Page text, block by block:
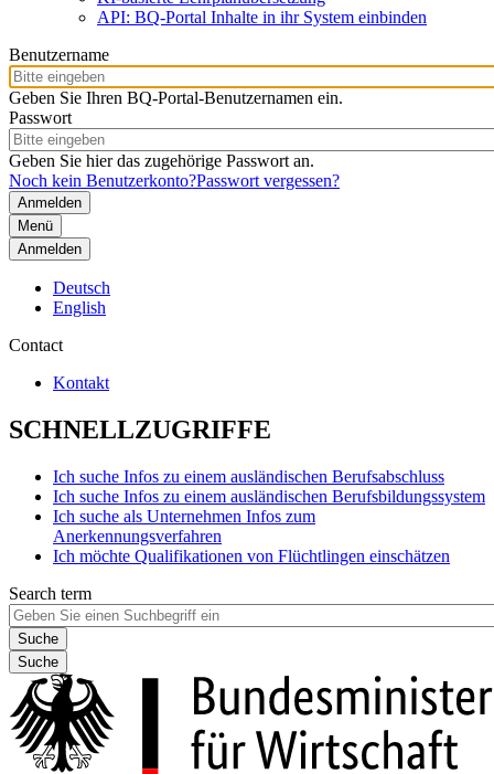
API: BQ-Portal Inhalte in ihr System einbinden
Benutzername
Geben Sie Ihren BQ-Portal-Benutzernamen ein.
Passwort
Geben Sie hier das zugehörige Passwort an.
Noch kein Benutzerkonto?Passwort vergessen?
Menü
Anmelden
Deutsch
English
Contact
Kontakt
SCHNELLZUGRIFFE
Ich suche Infos zu einem ausländischen Berufsabschluss
Ich suche Infos zu einem ausländischen Berufsbildungssystem
Ich suche als Unternehmen Infos zum
Anerkennungsverfahren
Ich möchte Qualifikationen von Flüchtlingen einschätzen
Search term
Suche